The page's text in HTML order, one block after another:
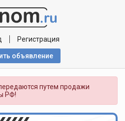
Регистрация
объявлениe
путем продажи
РФ!